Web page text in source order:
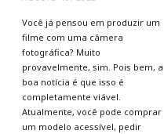
Você já pensou em produzir um
filme com uma câmera
fotográfica? Muito
provavelmente, sim. Pois bem, a
boa notícia é que isso é
completamente viável.
Atualmente, você pode comprar
um modelo acessível, pedir